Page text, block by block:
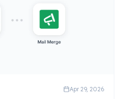
Apr 29, 2026